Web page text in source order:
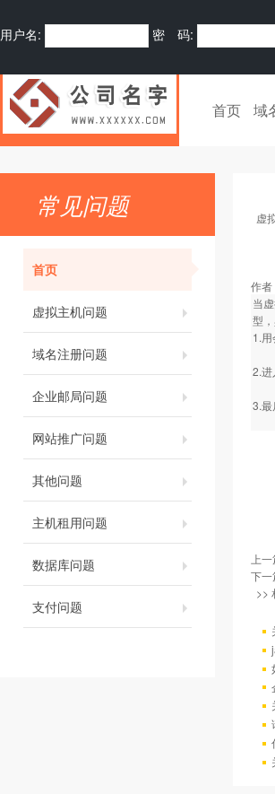
用户名: 密 码:
首页 域
常见问题
首页
虚拟主机问题
域名注册问题
企业邮局问题
网站推广问题
其他问题
主机租用问题
数据库问题
支付问题
虚
作者
当
型
1.
2.进
3.最
上一
下一
>>